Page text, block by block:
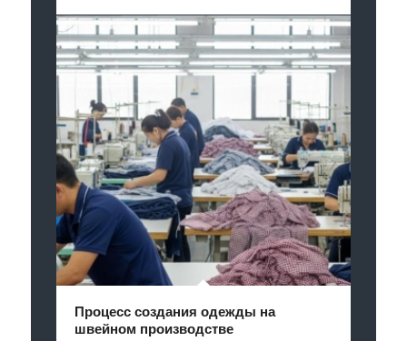
Процесс создания одежды на
швейном производстве